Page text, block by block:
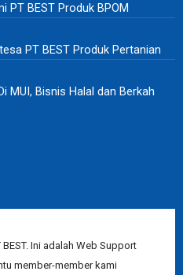
PT BEST Produk BPOM
PT BEST Produk Pertanian
MUI, Bisnis Halal dan Berkah
Ini adalah Web Support
member-member kami